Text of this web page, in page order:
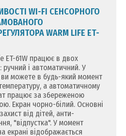
WI-FI СЕНСОРНОГО
WARM LIFE ET-
ET-61W працює в двох
ручний і автоматичний. У
можете в будь-який момент
а автоматичному
працює за збереженою
Екран чорно-білий. Основні
від дітей, анти-
"відпустка". У момент
екрані відображається